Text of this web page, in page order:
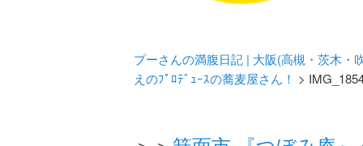
プーさんの満腹日記 | 大阪(高槻・茨木・
えのﾌﾟﾛﾃﾞｭｰｽの蕎麦屋さん！ >